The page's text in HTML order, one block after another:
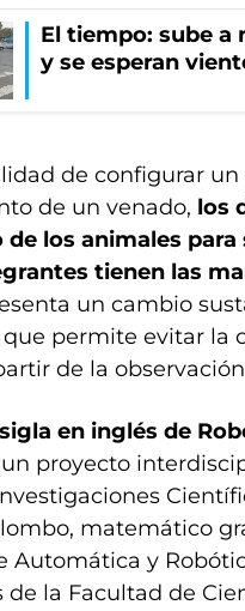
El tiempo: sube a
y se esperan
de configurar
de un venado, los
los animales
tienen las
un cambio
permite evitar la
de la
en inglés de
proyecto
matemático
Automática y
de la Facultad de